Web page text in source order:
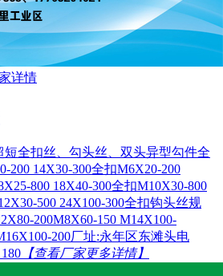
详情
短全扣丝、勾头丝、双头异型勾件全
200 14X30-300全扣M6X20-200
800 18X40-300全扣M10X30-800
500 24X100-300全扣钩头丝规
200M8X60-150 M14X100-
200厂址:永年区东滩头电
【查看厂家更多详情】